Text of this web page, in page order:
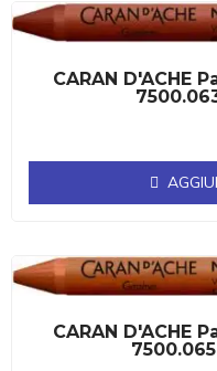
CARAN D'ACHE
CARAN D'ACHE